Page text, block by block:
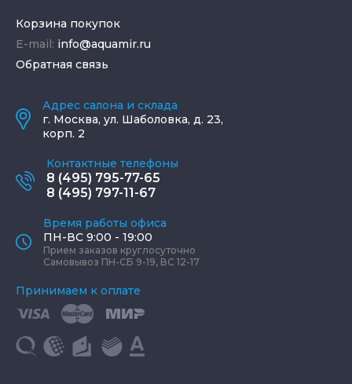
Корзина покупок
E-mail: info@aquamir.ru
Обратная связь
Адрес салона и склада
г. Москва, ул. Шаболовка, д. 23,
корп. 2
Контактные телефоны
8 (495) 795-77-65
8 (495) 797-11-67
Время работы офиса
ПН-ВС 9:00 - 19:00
Прием заказов круглосуточно
Самовывоз ПН-СБ 9-19, ВС 12-17
Принимаем к оплате